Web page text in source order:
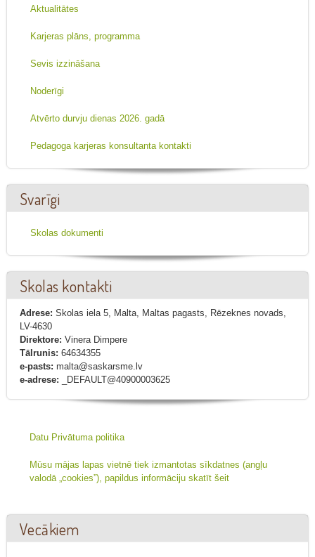
Aktualitātes
Karjeras plāns, programma
Sevis izzināšana
Noderīgi
Atvērto durvju dienas 2026. gadā
Pedagoga karjeras konsultanta kontakti
Svarīgi
Skolas dokumenti
Skolas kontakti
Adrese: Skolas iela 5, Malta, Maltas pagasts, Rēzeknes novads,
LV-4630
Direktore: Vinera Dimpere
Tālrunis: 64634355
e-pasts: malta@saskarsme.lv
e-adrese: _DEFAULT@40900003625
Datu Privātuma politika
Mūsu mājas lapas vietnē tiek izmantotas sīkdatnes (angļu
valodā „cookies”), papildus informāciju skatīt šeit
Vecākiem